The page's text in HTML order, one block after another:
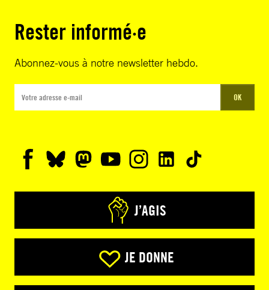
Rester informé·e
Abonnez-vous à notre newsletter hebdo.
OK
J’AGIS
JE DONNE